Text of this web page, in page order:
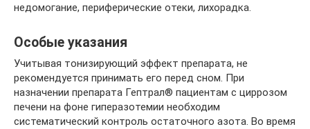
недомогание, периферические отеки, лихорадка.
Особые указания
Учитывая тонизирующий эффект препарата, не
рекомендуется принимать его перед сном. При
назначении препарата Гептрал® пациентам с циррозом
печени на фоне гиперазотемии необходим
систематический контроль остаточного азота. Во время